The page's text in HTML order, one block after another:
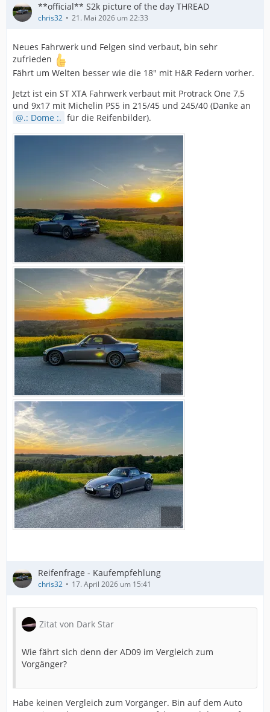
**official** S2k picture of the day THREAD
chris32 21. Mai 2026 um 22:33
Neues Fahrwerk und Felgen sind verbaut, bin sehr
zufrieden
Fährt um Welten besser wie die 18" mit H&R Federn vorher.
Jetzt ist ein ST XTA Fahrwerk verbaut mit Protrack One 7,5
und 9x17 mit Michelin PS5 in 215/45 und 245/40 (Danke an
.: Dome :. für die Reifenbilder).
Reifenfrage - Kaufempfehlung
chris32 17. April 2026 um 15:41
Zitat von Dark Star
Wie fährt sich denn der AD09 im Vergleich zum
Vorgänger?
Habe keinen Vergleich zum Vorgänger. Bin auf dem Auto